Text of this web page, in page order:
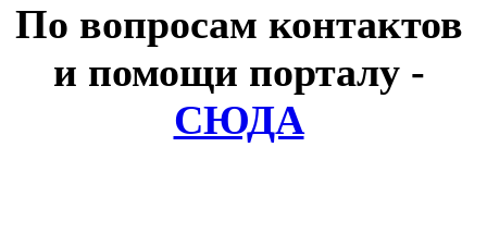
По вопросам контактов
и помощи порталу -
СЮДА